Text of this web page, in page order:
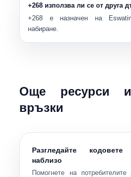
+268 използва ли се от друга
+268 е назначен на
набиране.
Още ресурси
връзки
Разгледайте
наблизо
Помогнете на